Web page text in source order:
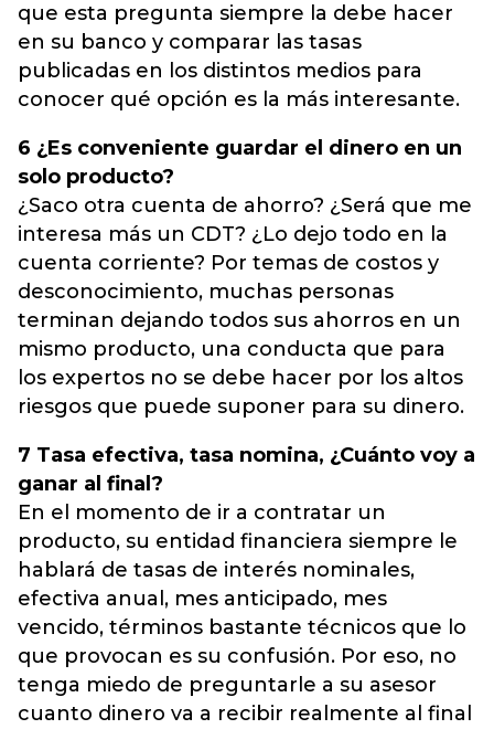
que esta pregunta siempre la debe hacer
en su banco y comparar las tasas
publicadas en los distintos medios para
conocer qué opción es la más interesante.
6 ¿Es conveniente guardar el dinero en un
solo producto?
¿Saco otra cuenta de ahorro? ¿Será que me
interesa más un CDT? ¿Lo dejo todo en la
cuenta corriente? Por temas de costos y
desconocimiento, muchas personas
terminan dejando todos sus ahorros en un
mismo producto, una conducta que para
los expertos no se debe hacer por los altos
riesgos que puede suponer para su dinero.
7 Tasa efectiva, tasa nomina, ¿Cuánto voy a
ganar al final?
En el momento de ir a contratar un
producto, su entidad financiera siempre le
hablará de tasas de interés nominales,
efectiva anual, mes anticipado, mes
vencido, términos bastante técnicos que lo
que provocan es su confusión. Por eso, no
tenga miedo de preguntarle a su asesor
cuanto dinero va a recibir realmente al final